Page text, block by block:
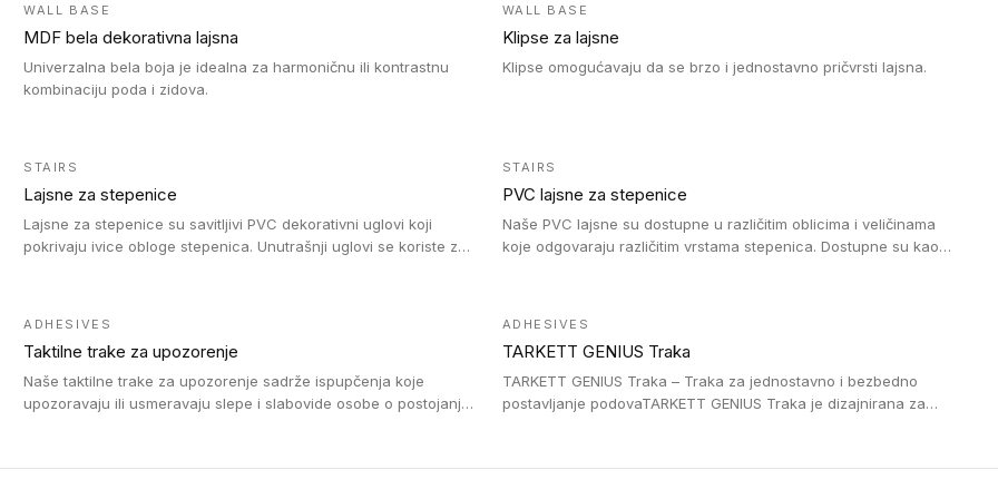
WALL BASE
MDF bela dekorativna lajsna
Univerzalna bela boja je idealna za harmoničnu ili kontrastnu
kombinaciju poda i zidova.
WALL BASE
Klipse za lajsne
Klipse omogućavaju da se brzo i jednostavno pričvrsti lajsna.
STAIRS
Lajsne za stepenice
Lajsne za stepenice su savitljivi PVC dekorativni uglovi koji
pokrivaju ivice obloge stepenica. Unutrašnji uglovi se koriste za
podovima i Tarkett Tapiflex oblogama za stepenice.
STAIRS
PVC lajsne za stepenice
Naše PVC lajsne su dostupne u različitim oblicima i veličinama
koje odgovaraju različitim vrstama stepenica. Dostupne su kao
uglom, sa poluprečnikom savijanja od 2R za stepenice više od
16 cm. Poste i verzije od aluminijuma za oblasti pod visokim
opterećenjem. Postavljaju se na postojeći pod. Veoma su
ADHESIVES
Taktilne trake za upozorenje
Naše taktilne trake za upozorenje sadrže ispupčenja koje
upozoravaju ili usmeravaju slepe i slabovide osobe o postojanju
homogenim i heterogenim podovima, LVT lepljenim ili
ADHESIVES
TARKETT GENIUS Traka
TARKETT GENIUS Traka – Traka za jednostavno i bezbedno
postavljanje podovaTARKETT GENIUS Traka je dizajnirana za